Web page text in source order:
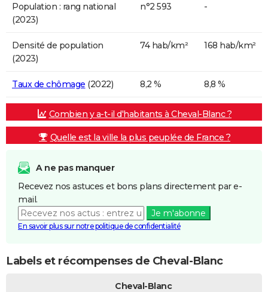
Population : rang national
(2023)
n°2 593 -
Densité de population
(2023)
74 hab/km² 168 hab/km²
Taux de chômage (2022) 8,2 % 8,8 %
Combien y a-t-il d'habitants à Cheval-Blanc ?
Quelle est la ville la plus peuplée de France ?
A ne pas manquer
Recevez nos astuces et bons plans directement par e-
mail.
Je m'abonne
En savoir plus sur notre politique de confidentialité
Labels et récompenses de Cheval-Blanc
Cheval-Blanc